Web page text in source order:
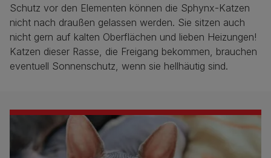
Schutz vor den Elementen können die Sphynx-Katzen
nicht nach draußen gelassen werden. Sie sitzen auch
nicht gern auf kalten Oberflächen und lieben Heizungen!
Katzen dieser Rasse, die Freigang bekommen, brauchen
eventuell Sonnenschutz, wenn sie hellhäutig sind.